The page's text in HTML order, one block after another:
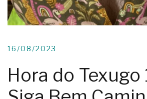
16/08/2023
Hora do Texugo